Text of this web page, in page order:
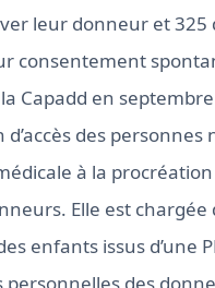
leur donneur et 325
consentement
Capadd en septembre
des personnes
à la
Elle est chargée
enfants issus d’une